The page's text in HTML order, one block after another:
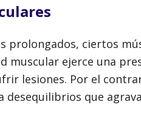
prolongados, ciertos
muscular ejerce una
lesiones. Por el
que